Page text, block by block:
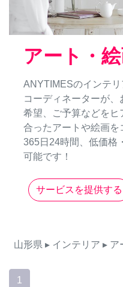
アート・
ANYTIMESのインテ
コーディネーターが
希望、ご予算などをヒ
合ったアートや絵画を
365日24時間、低価格
可能です！
サービスを提供する
山形県 ▸ インテリア ▸ ア
1